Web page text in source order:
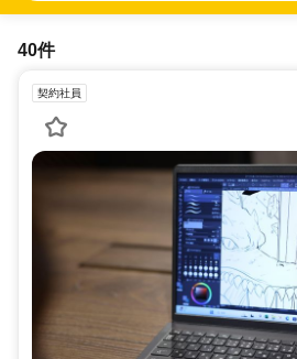
40件
契約社員